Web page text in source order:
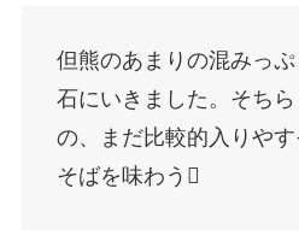
但熊のあまりの混みっ
石にいきました。そち
の、まだ比較的入りや
そばを味わう